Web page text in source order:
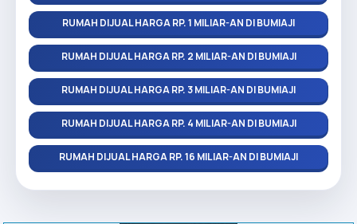
RUMAH DIJUAL HARGA RP. 1 MILIAR-AN DI BUMIAJI
RUMAH DIJUAL HARGA RP. 2 MILIAR-AN DI BUMIAJI
RUMAH DIJUAL HARGA RP. 3 MILIAR-AN DI BUMIAJI
RUMAH DIJUAL HARGA RP. 4 MILIAR-AN DI BUMIAJI
RUMAH DIJUAL HARGA RP. 16 MILIAR-AN DI BUMIAJI